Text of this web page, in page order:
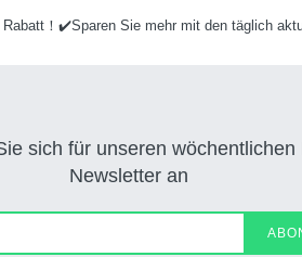
！✔️Sparen Sie mehr mit den täglich
sich für unseren wöchentlichen
Newsletter an